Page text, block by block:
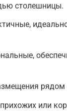
столешницы.
или